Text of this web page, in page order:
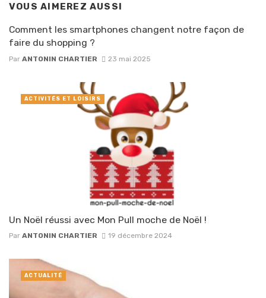
VOUS AIMEREZ AUSSI
Comment les smartphones changent notre façon de
faire du shopping ?
Par ANTONIN CHARTIER 23 mai 2025
Un Noël réussi avec Mon Pull moche de Noël !
Par ANTONIN CHARTIER 19 décembre 2024
ACTIVITÉS ET LOISIRS
ACTUALITÉ